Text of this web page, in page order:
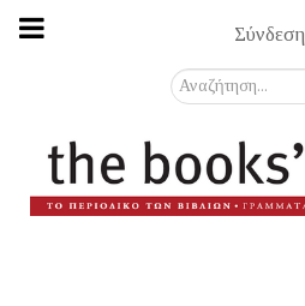
Σύνδεση
Αναζήτηση...